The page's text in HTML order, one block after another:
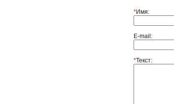
*Имя:
E-mail:
*Текст: